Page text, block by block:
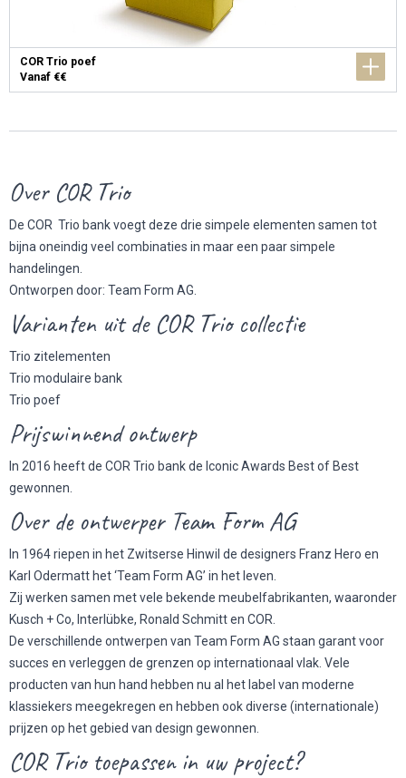
COR Trio poef
Vanaf €€
Over COR Trio
De COR Trio bank voegt deze drie simpele elementen samen tot
bijna oneindig veel combinaties in maar een paar simpele
handelingen.
Ontworpen door: Team Form AG.
Varianten uit de COR Trio collectie
Trio zitelementen
Trio modulaire bank
Trio poef
Prijswinnend ontwerp
In 2016 heeft de COR Trio bank de Iconic Awards Best of Best
gewonnen.
Over de ontwerper Team Form AG
In 1964 riepen in het Zwitserse Hinwil de designers Franz Hero en
Karl Odermatt het ‘Team Form AG’ in het leven.
Zij werken samen met vele bekende meubelfabrikanten, waaronder
Kusch + Co, Interlübke, Ronald Schmitt en COR.
De verschillende ontwerpen van Team Form AG staan garant voor
succes en verleggen de grenzen op internationaal vlak. Vele
producten van hun hand hebben nu al het label van moderne
klassiekers meegekregen en hebben ook diverse (internationale)
prijzen op het gebied van design gewonnen.
COR Trio toepassen in uw project?